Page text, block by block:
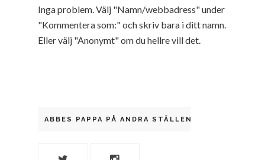
Inga problem. Välj "Namn/webbadress" under
"Kommentera som:" och skriv bara i ditt namn.
Eller välj "Anonymt" om du hellre vill det.
ABBES PAPPA PÅ ANDRA STÄLLEN